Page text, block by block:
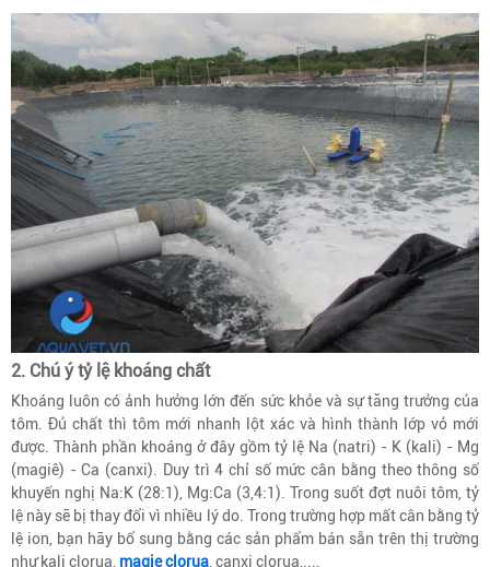
2. Chú ý tỷ lệ khoáng chất
Khoáng luôn có ảnh hưởng lớn đến sức khỏe và sự tăng trưởng của
tôm. Đủ chất thì tôm mới nhanh lột xác và hình thành lớp vỏ mới
được. Thành phần khoáng ở đây gồm tỷ lệ Na (natri) - K (kali) - Mg
(magiê) - Ca (canxi). Duy trì 4 chỉ số mức cân bằng theo thông số
khuyến nghị Na:K (28:1), Mg:Ca (3,4:1). Trong suốt đợt nuôi tôm, tỷ
lệ này sẽ bị thay đổi vì nhiều lý do. Trong trường hợp mất cân bằng tỷ
lệ ion, bạn hãy bổ sung bằng các sản phẩm bán sẵn trên thị trường
như kali clorua, magie clorua, canxi clorua,....